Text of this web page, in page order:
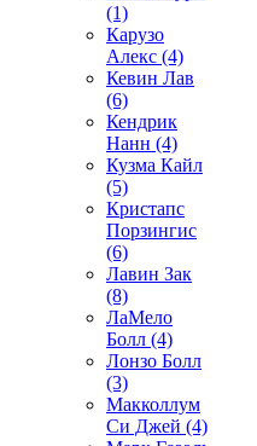
(1)
Карузо
Алекс (4)
Кевин Лав
(6)
Кендрик
Нанн (4)
Кузма Кайл
(5)
Кристапс
Порзингис
(6)
Лавин Зак
(8)
ЛаМело
Болл (4)
Лонзо Болл
(3)
Макколлум
Си Джей (4)